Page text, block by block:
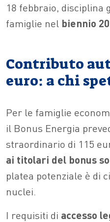
18 febbraio, disciplina
famiglie nel biennio
Contributo
euro: a chi
Per le famiglie
il Bonus Energia
straordinario di 115
ai titolari del bonus
platea potenziale è di
nuclei.
I requisiti di accesso